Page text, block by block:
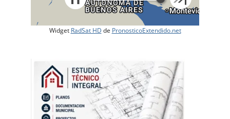
Widget RadSat HD de PronosticoExtendido.net